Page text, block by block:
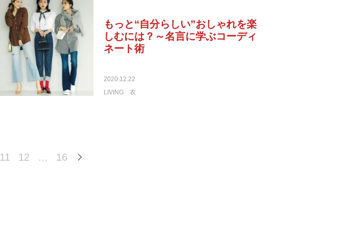
もっと“自分らしい”おしゃれを楽
しむには？～名言に学ぶコーディ
ネート術
2020.12.22
LIVING
衣
11 12 … 16